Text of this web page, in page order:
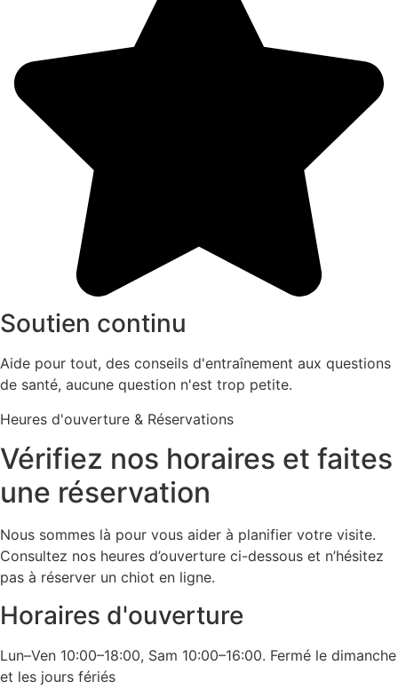
Soutien continu
Aide pour tout, des conseils d'entraînement aux questions
de santé, aucune question n'est trop petite.
Heures d'ouverture & Réservations
Vérifiez nos horaires et faites
une réservation
Nous sommes là pour vous aider à planifier votre visite.
Consultez nos heures d’ouverture ci-dessous et n’hésitez
pas à réserver un chiot en ligne.
Horaires d'ouverture
Lun–Ven 10:00–18:00, Sam 10:00–16:00. Fermé le dimanche
et les jours fériés